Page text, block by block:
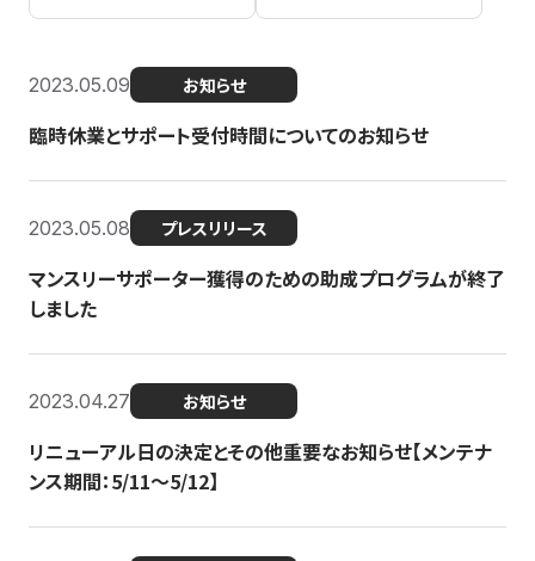
2023.05.09 お知らせ
臨時休業とサポート受付時間についてのお知らせ
2023.05.08 プレスリリース
マンスリーサポーター獲得のための助成プログラムが終了
しました
2023.04.27 お知らせ
リニューアル日の決定とその他重要なお知らせ【メンテナ
ンス期間：5/11～5/12】